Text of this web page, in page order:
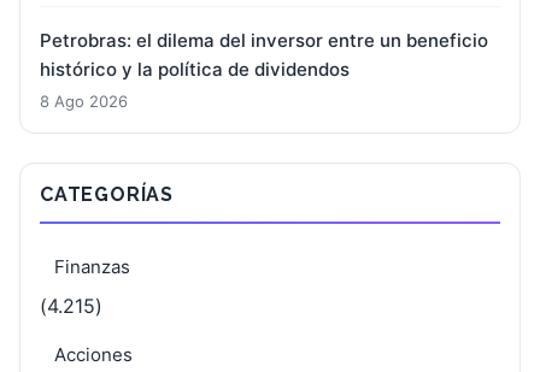
Petrobras: el dilema del inversor entre un beneficio
histórico y la política de dividendos
8 Ago 2026
CATEGORÍAS
Finanzas
(4.215)
Acciones